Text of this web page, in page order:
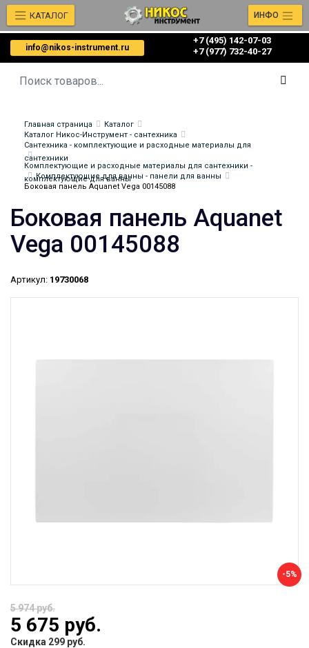
info@nikos-instrument.ru
+7 (495) 142-07-03
‎‎+7 (977) 732-40-27
КАТАЛОГ ИНФО
Главная страница
Каталог
Каталог Никос-Инструмент - сантехника
Сантехника - комплектующие и расходные материалы для
сантехники
Комплектующие и расходные материалы для сантехники -
комплектующие для ванны
Комплектующие для ванны - панели для ванны
Боковая панель Aquanet Vega 00145088
Боковая панель Aquanet
Vega 00145088
Артикул: 19730068
-5%
5 974 руб.
5 675 руб.
Скидка 299 руб.